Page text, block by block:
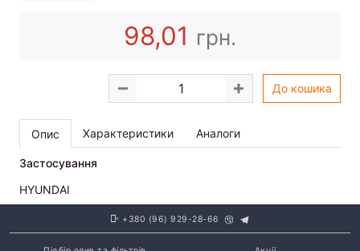
98,01 грн.
До кошика
Опис Характеристики Аналоги
Застосування
HYUNDAI
+380 (96) 929-28-66